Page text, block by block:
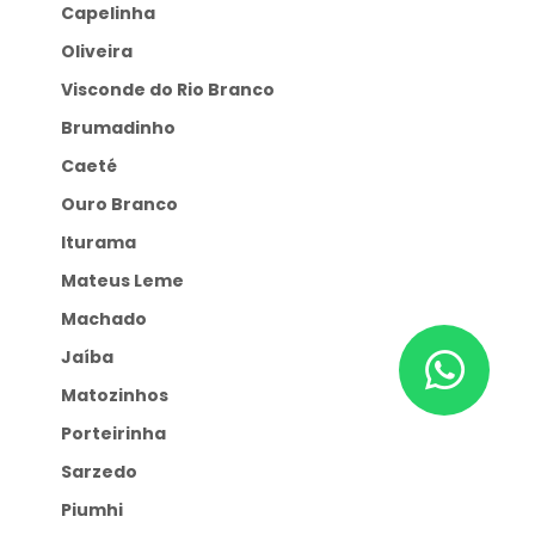
Capelinha
Oliveira
Visconde do Rio Branco
Brumadinho
Caeté
Ouro Branco
Iturama
Mateus Leme
Machado
Jaíba
Matozinhos
Porteirinha
Sarzedo
Piumhi